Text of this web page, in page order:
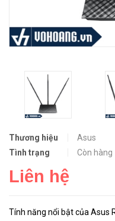
Thương hiệu
Asus
Tình trạng
Còn hàng
Liên hệ
Tính năng nổi bật của Asus